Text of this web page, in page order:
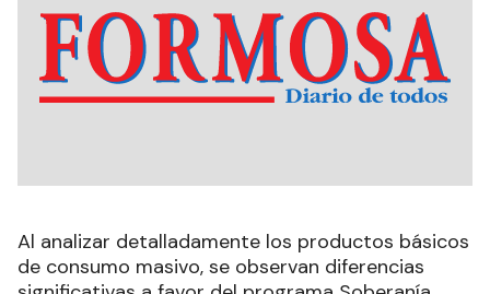
Al analizar detalladamente los productos básicos
de consumo masivo, se observan diferencias